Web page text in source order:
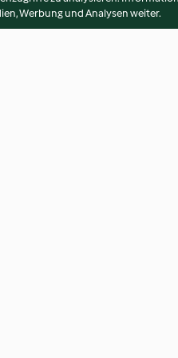
Werbung und Analysen weiter.